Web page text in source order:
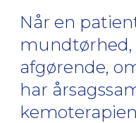
Når en
mundtørhed,
afgørende,
har